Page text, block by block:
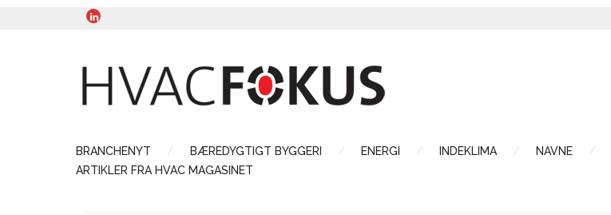
BRANCHENYT BÆREDYGTIGT BYGGERI ENERGI INDEKLIMA NAVNE
ARTIKLER FRA HVAC MAGASINET